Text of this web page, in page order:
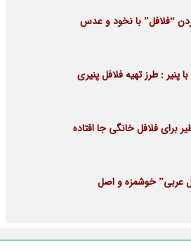
“فلافل” با نخود و عدس
پنیر : طرز تهیه فلافل پنیری
برای فلافل خانگی جا افتاده
عربی” خوشمزه و اصل